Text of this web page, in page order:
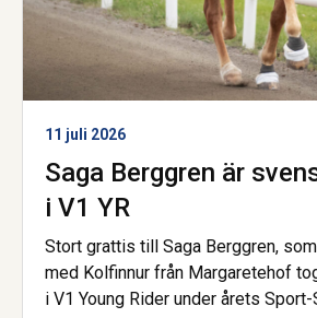
11 juli 2026
Saga Berggren är
i V1 YR
Stort grattis till Saga Berggren,
med Kolfinnur från Margaretehof
i V1 Young Rider under årets